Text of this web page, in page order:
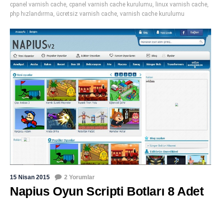
cpanel varnish cache, cpanel varnish cache kurulumu, linux varnish cache,
php hızlandırma, ücretsiz varnish cache, varnish cache kurulumu
15 Nisan 2015 2 Yorumlar
Napius Oyun Scripti Botları 8 Adet